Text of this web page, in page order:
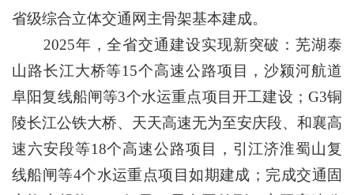
省级综合立体交通网主骨架基本建成。
2025年，全省交通建设实现新突破：芜湖泰
山路长江大桥等15个高速公路项目，沙颍河航道
阜阳复线船闸等3个水运重点项目开工建设；G3铜
陵长江公铁大桥、天天高速无为至安庆段、和襄高
速六安段等18个高速公路项目，引江济淮蜀山复
线船闸等4个水运重点项目如期建成；完成交通固